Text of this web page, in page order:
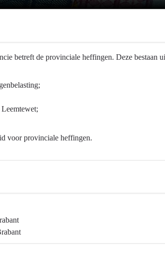
betreft de provinciale heffingen. Deze bestaan
voor provinciale heffingen.